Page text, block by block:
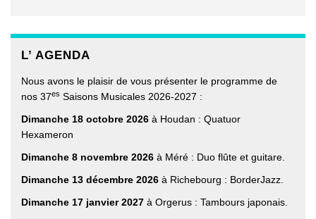
L’ AGENDA
Nous avons le plaisir de vous présenter le programme de
nos 37es Saisons Musicales 2026-2027 :
Dimanche 18 octobre 2026 à Houdan : Quatuor
Hexameron
Dimanche 8 novembre 2026 à Méré : Duo flûte et guitare.
Dimanche 13 décembre 2026 à Richebourg : BorderJazz.
Dimanche 17 janvier 2027 à Orgerus : Tambours japonais.